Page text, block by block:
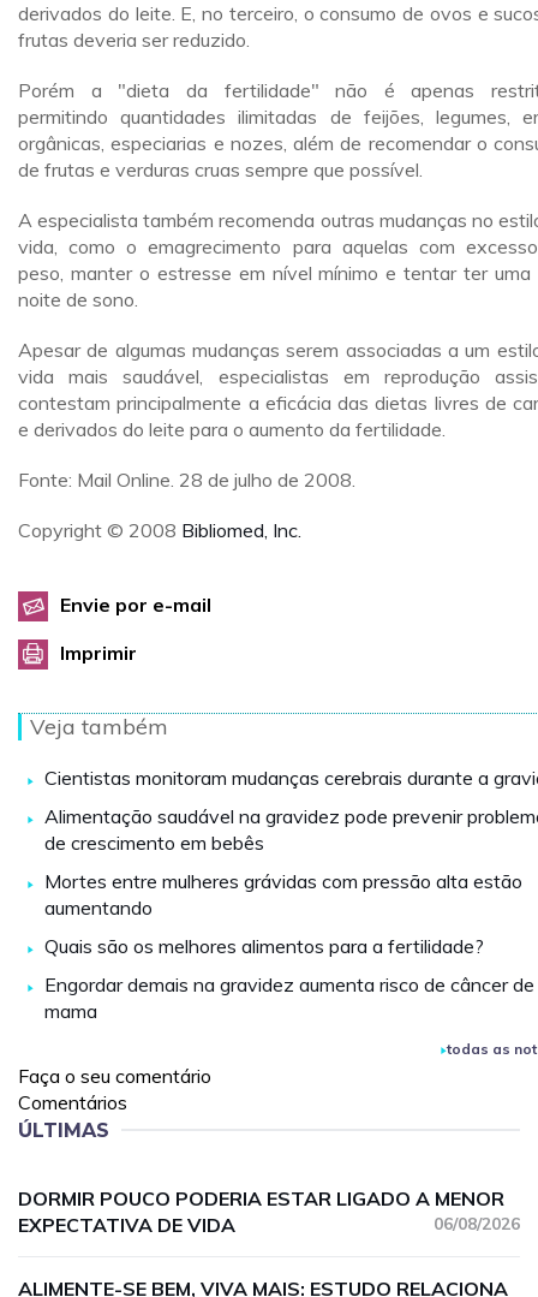
derivados do leite. E, no terceiro, o consumo de ovos e
frutas deveria ser reduzido.
Porém a "dieta da fertilidade" não é apenas
permitindo quantidades ilimitadas de feijões, legumes,
orgânicas, especiarias e nozes, além de recomendar o
de frutas e verduras cruas sempre que possível.
A especialista também recomenda outras mudanças no
vida, como o emagrecimento para aquelas com
peso, manter o estresse em nível mínimo e tentar ter uma
noite de sono.
Apesar de algumas mudanças serem associadas a um
vida mais saudável, especialistas em reprodução
contestam principalmente a eficácia das dietas livres de
e derivados do leite para o aumento da fertilidade.
Fonte: Mail Online. 28 de julho de 2008.
Copyright © 2008 Bibliomed, Inc.
Envie por e-mail
Imprimir
Veja também
Cientistas monitoram mudanças cerebrais durante a
Alimentação saudável na gravidez pode prevenir
de crescimento em bebês
Mortes entre mulheres grávidas com pressão alta estão
aumentando
Quais são os melhores alimentos para a fertilidade?
Engordar demais na gravidez aumenta risco de câncer de
mama
todas as
Faça o seu comentário
Comentários
ÚLTIMAS
DORMIR POUCO PODERIA ESTAR LIGADO A MENOR
EXPECTATIVA DE VIDA
06/08/2026
ALIMENTE-SE BEM, VIVA MAIS: ESTUDO RELACIONA